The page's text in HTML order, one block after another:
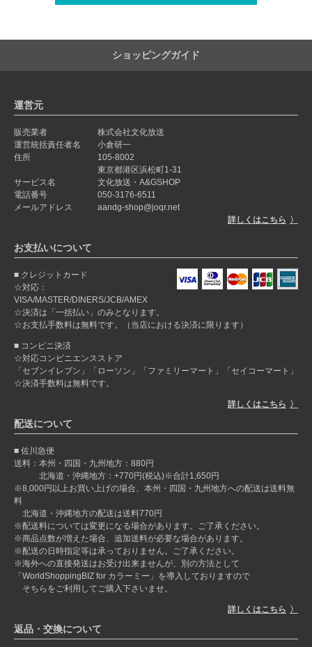
ショッピングガイド
運営元
販売業者
株式会社文化放送
運営統括責任者名
小倉研一
住所
105-8002
東京都港区浜松町1-31
サービス名
文化放送・A&GSHOP
電話番号
050-3176-6511
メールアドレス
aandg-shop@joqr.net
詳しくはこちら
お支払いについて
クレジットカード
☆対応：
VISA/MASTER/DINERS/JCB/AMEX
☆決済は「一括払い」のみとなります。
☆お支払手数料は無料です。（当店における決済に限ります）
コンビニ決済
☆対応コンビニエンスストア
「セブンイレブン」「ローソン」「ファミリーマート」「セイコーマート」
☆決済手数料は無料です。
詳しくはこちら
配送について
佐川急便
送料：本州・四国・九州地方：880円
北海道・沖縄地方：+770円(税込)※合計1,650円
※8,000円以上お買い上げの場合、本州・四国・九州地方への配送は送料無
料
北海道・沖縄地方の配送は送料770円
※配送料については変更になる場合があります。ご了承ください。
※商品点数が増えた場合、追加送料が必要な場合があります。
※配送の日時指定等は承っておりません。ご了承ください。
※海外への直接発送はお受け出来ませんが、別の方法として
「WorldShoppingBIZ for カラーミー」を導入しておりますので
そちらをご利用してご購入下さいませ。
詳しくはこちら
返品・交換について